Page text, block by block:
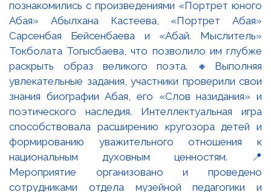
познакомились с произведениями «Портрет юного
Абая» Абылхана Кастеева, «Портрет Абая»
Сарсенбая Бейсенбаева и «Абай. Мыслитель»
Токболата Тогысбаева, что позволило им глубже
раскрыть образ великого поэта. 🔸Выполняя
увлекательные задания, участники проверили свои
знания биографии Абая, его «Слов назидания» и
поэтического наследия. Интеллектуальная игра
способствовала расширению кругозора детей и
формированию уважительного отношения к
национальным духовным ценностям. 📍
Мероприятие организовано и проведено
сотрудниками отдела музейной педагогики и